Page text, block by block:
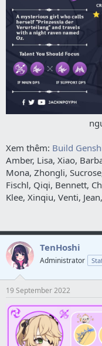
Xem thêm: Build
Amber, Lisa, Xiao,
Mona, Zhongli,
Fischl, Qiqi, Bennett,
Klee, Xinqiu, Venti,
TenHoshi
Administrator
19 September 2022